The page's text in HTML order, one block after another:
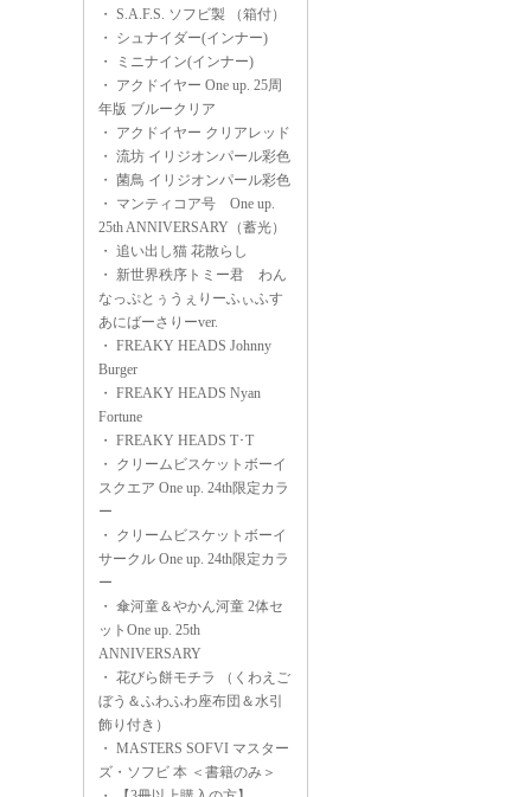
・ S.A.F.S. ソフビ製 （箱付）
・ シュナイダー(インナー)
・
ミニナイン(インナー)
・ アクドイヤー One up. 25周
年版 ブルークリア
・ アクドイヤー クリアレッド
・ 流坊 イリジオンパール彩色
・ 菌鳥 イリジオンパール彩色
・ マンティコア号 One up.
25th ANNIVERSARY（蓄光）
・ 追い出し猫 花散らし
・ 新世界秩序トミー君 わん
なっぷとぅうぇりーふぃふす
あにばーさりーver.
・ FREAKY HEADS Johnny
Burger
・ FREAKY HEADS Nyan
Fortune
・ FREAKY HEADS T･T
・ クリームビスケットボーイ
スクエア One up. 24th限定カラ
ー
・ クリームビスケットボーイ
サークル One up. 24th限定カラ
ー
・ 傘河童＆やかん河童 2体セ
ットOne up. 25th
ANNIVERSARY
・ 花びら餅モチラ （くわえご
ぼう＆ふわふわ座布団＆水引
飾り付き）
・ MASTERS SOFVI マスター
ズ・ソフビ 本 ＜書籍のみ＞